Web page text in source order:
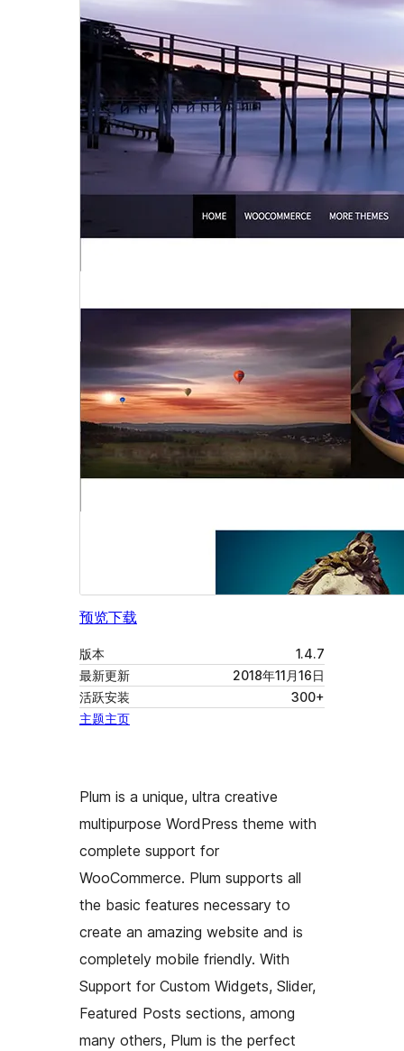
预览下载
版本
1.4.7
最新更新
2018年11月16日
活跃安装
300+
主题主页
Plum is a unique, ultra creative
multipurpose WordPress theme with
complete support for
WooCommerce. Plum supports all
the basic features necessary to
create an amazing website and is
completely mobile friendly. With
Support for Custom Widgets, Slider,
Featured Posts sections, among
many others, Plum is the perfect